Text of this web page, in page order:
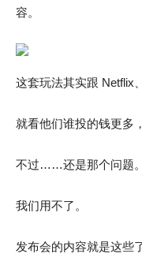
容。
这套玩法其实跟 Netflix
就看他们谁投的钱更多
不过……还是那个问题。
我们用不了。
发布会的内容就是这些